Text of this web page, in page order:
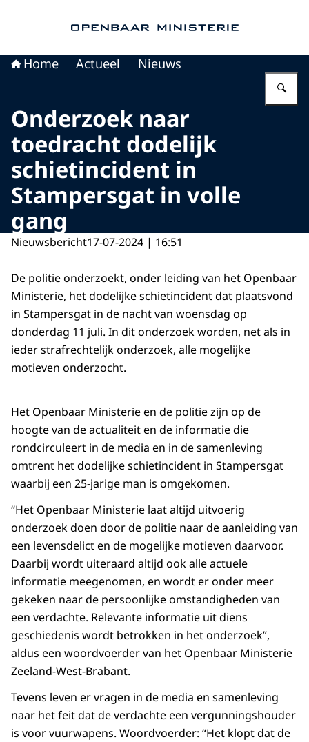
Home Actueel Nieuws
Onderzoek naar
toedracht dodelijk
schietincident in
Stampersgat in volle
gang
Nieuwsbericht17-07-2024 | 16:51
De politie onderzoekt, onder leiding van het Openbaar
Ministerie, het dodelijke schietincident dat plaatsvond
in Stampersgat in de nacht van woensdag op
donderdag 11 juli. In dit onderzoek worden, net als in
ieder strafrechtelijk onderzoek, alle mogelijke
motieven onderzocht.
Het Openbaar Ministerie en de politie zijn op de
hoogte van de actualiteit en de informatie die
rondcirculeert in de media en in de samenleving
omtrent het dodelijke schietincident in Stampersgat
waarbij een 25-jarige man is omgekomen.
“Het Openbaar Ministerie laat altijd uitvoerig
onderzoek doen door de politie naar de aanleiding van
een levensdelict en de mogelijke motieven daarvoor.
Daarbij wordt uiteraard altijd ook alle actuele
informatie meegenomen, en wordt er onder meer
gekeken naar de persoonlijke omstandigheden van
een verdachte. Relevante informatie uit diens
geschiedenis wordt betrokken in het onderzoek”,
aldus een woordvoerder van het Openbaar Ministerie
Zeeland-West-Brabant.
Tevens leven er vragen in de media en samenleving
naar het feit dat de verdachte een vergunningshouder
is voor vuurwapens. Woordvoerder: “Het klopt dat de